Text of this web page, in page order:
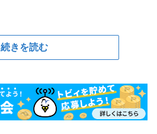
続きを読む